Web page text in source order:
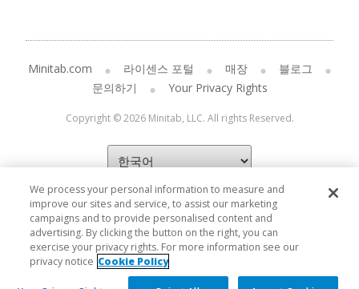
Minitab.com 라이센스 포털 매장
블로그
문의하기
Your Privacy Rights
Copyright © 2026 Minitab, LLC. All rights Reserved.
We process your personal information to measure and
improve our sites and service, to assist our marketing
campaigns and to provide personalised content and
advertising. By clicking the button on the right, you can
exercise your privacy rights. For more information see our
privacy notice Cookie Policy